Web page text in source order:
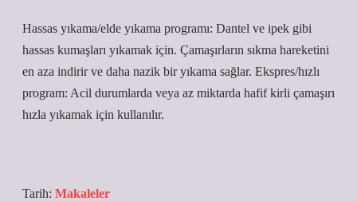
Hassas yıkama/elde yıkama programı: Dantel ve ipek gibi
hassas kumaşları yıkamak için. Çamaşırların sıkma hareketini
en aza indirir ve daha nazik bir yıkama sağlar. Ekspres/hızlı
program: Acil durumlarda veya az miktarda hafif kirli çamaşırı
hızla yıkamak için kullanılır.
Tarih: Makaleler